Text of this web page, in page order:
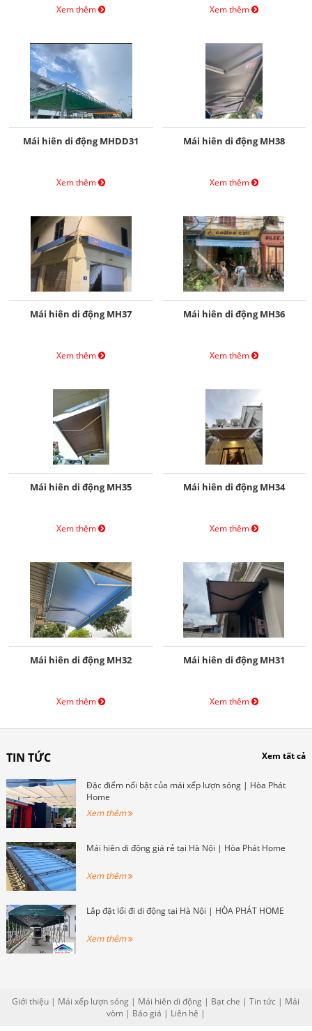
Xem thêm Xem thêm
Mái hiên di động MHDD31
Xem thêm
Mái hiên di động MH38
Xem thêm
Mái hiên di động MH37
Xem thêm
Mái hiên di động MH36
Xem thêm
Mái hiên di động MH35
Xem thêm
Mái hiên di động MH34
Xem thêm
Mái hiên di động MH32
Xem thêm
Mái hiên di động MH31
Xem thêm
TIN TỨC Xem tất cả
Đặc điểm nổi bật của mái xếp lượn sóng | Hòa Phát
Home
Xem thêm
Mái hiên di động giá rẻ tại Hà Nội | Hòa Phát Home
Xem thêm
Lắp đặt lối đi di động tại Hà Nội | HÒA PHÁT HOME
Xem thêm
Giới thiệu | Mái xếp lượn sóng | Mái hiên di động | Bạt che |Tin tức | Mái
vòm| Báo giá | Liên hệ |